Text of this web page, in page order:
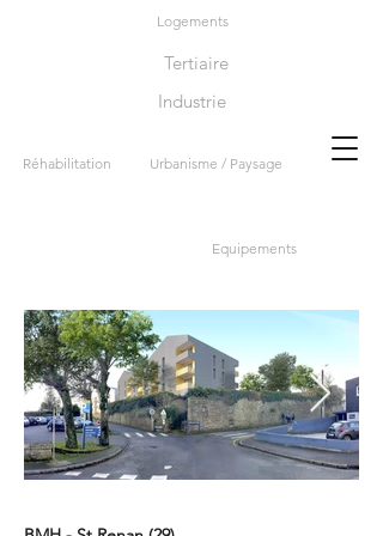
Réhabilitation
Equipements
Urbanisme / Paysage
Logements
Tertiaire
Industrie